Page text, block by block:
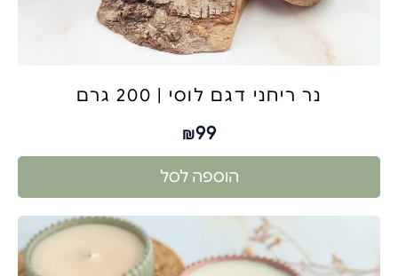
נר ריחני דגם לוסי | 200 גרם
₪99
הוספה לסל